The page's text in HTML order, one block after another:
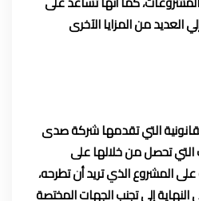
العديد من المزايا الآخرى
التي تقدمها شركة صدى
تحصل من خلالها على
المشروع الذي تريد أن تطرحه،
إلى تجنب الجهات المختصة